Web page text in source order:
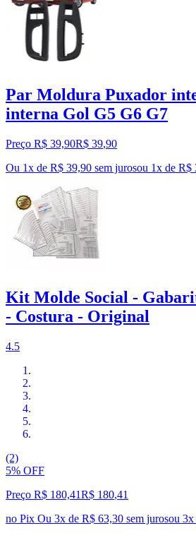
Par Moldura Puxador
interna Gol G5 G6 G7
Preço R$ 39,90R$ 39,90
Ou 1x de R$ 39,90 sem jurosou 1x de R$
Kit Molde Social -
- Costura - Original
4.5
(2)
5% OFF
Preço R$ 180,41R$ 180,41
no Pix Ou 3x de R$ 63,30 sem jurosou 3x